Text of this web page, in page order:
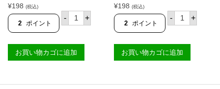
I
A
】
個
5段階中5.00
の評価
¥198 (税込)
2 ポイント
- マ
マ
タ
ー
カ
パ
+
お買い物カゴに追加
5段階中5.00
の評価
¥198 (税込)
2 ポイント
- マ
マ
タ
ー
バ
キ
+
お買い物カゴに追加